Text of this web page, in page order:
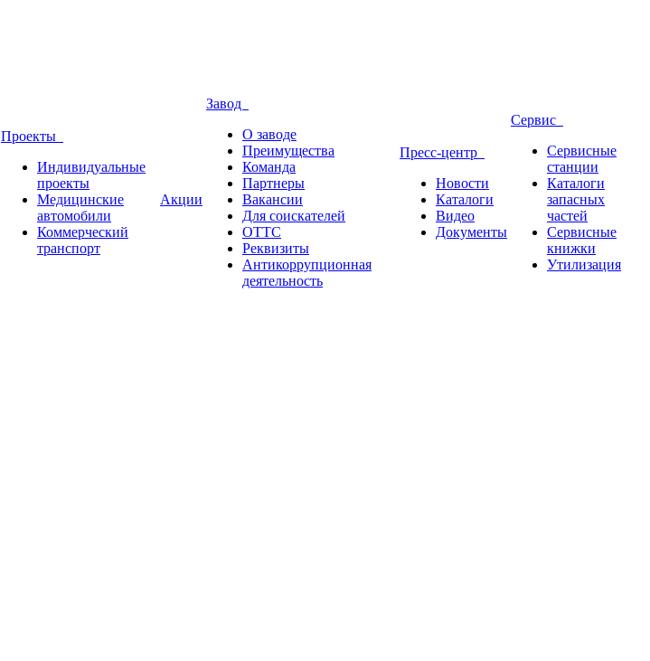
Проекты
Индивидуальные
проекты
Медицинские
автомобили
Коммерческий
транспорт
Акции
Завод
О заводе
Преимущества
Команда
Партнеры
Вакансии
Для соискателей
ОТТС
Реквизиты
Антикоррупционная
деятельность
Пресс-центр
Новости
Каталоги
Видео
Документы
Сервис
Сервисные
станции
Каталоги
запасных
частей
Сервисные
книжки
Утилизация